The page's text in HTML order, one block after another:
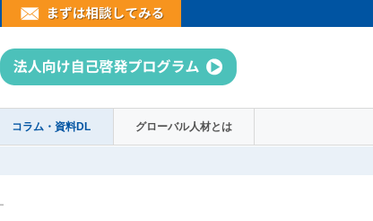
コラム・資料DL グローバル人材とは